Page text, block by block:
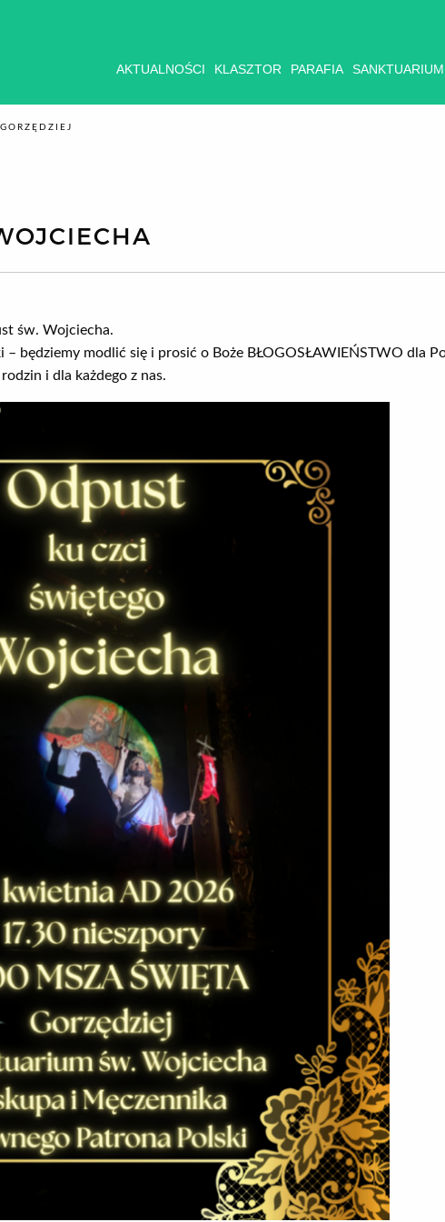
AKTUALNOŚCI KLASZTOR PARAFIA SANKTUARIUM
GORZĘDZIEJ
św. Wojciecha.
będziemy modlić się i prosić o Boże BŁOGOSŁAWIEŃSTWO dla
i dla każdego z nas.